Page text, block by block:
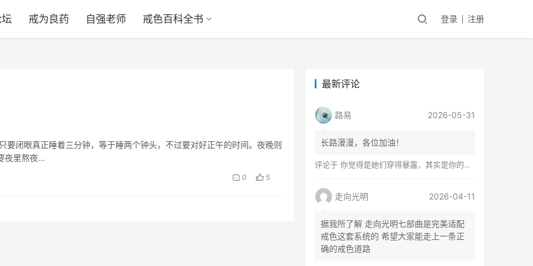
戒为良药 自强老师 戒色百科全书 登录 注册
要闭眼真正睡着三分钟，等于睡两个钟头，不过要对好正午的时间。夜晚则
夜里熬夜…
0 5
最新评论
路易 2026-05-31
长路漫漫，各位加油！
评论于 你觉得是她们穿得暴露，其实是你的心在着火
走向光明 2026-04-11
据我所了解 走向光明七部曲是完美适配
戒色这套系统的 希望大家能走上一条正
确的戒色道路